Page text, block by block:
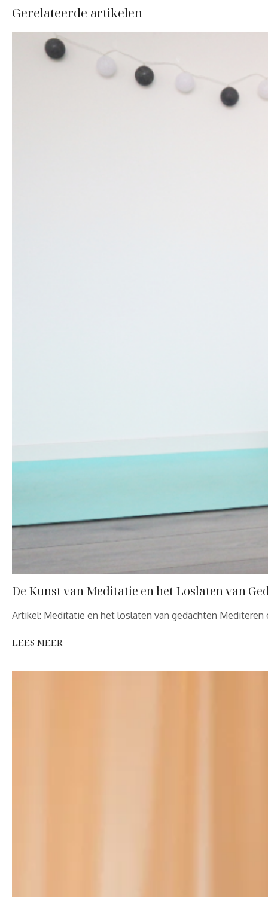
Gerelateerde artikelen
De Kunst van Meditatie en het Loslaten van
Artikel: Meditatie en het loslaten van gedachten
LEES MEER